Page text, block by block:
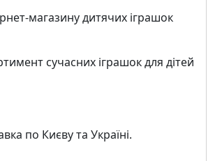
магазину дитячих іграшок
сучасних іграшок для дітей
по Києву та Україні.